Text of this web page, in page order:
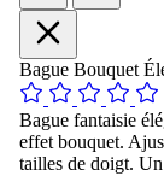
Bague Bouquet
Bague fantaisie
effet bouquet.
tailles de doigt.